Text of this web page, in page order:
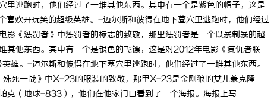
逃跑时，他们经过了一堆其他东西。其中有一个是紫色的帽子，这是
欢开玩笑的超级英雄。-迈尔斯和彼得在地下墓穴里逃跑时，他们经过
《惩罚者》中惩罚者的标志的致敬，那里惩罚者是一个以暴制暴的超
他东西。其中有一个是银色的飞镖，这是对2012年电影《复仇者联
雄。-迈尔斯和彼得在地下墓穴里逃跑时，他们经过了一堆其他东西。
死一战》中X-23的服装的致敬，那里X-23是金刚狼的女儿兼克隆
（地球-833），他们在他家门口看到了一个海报。海报上写